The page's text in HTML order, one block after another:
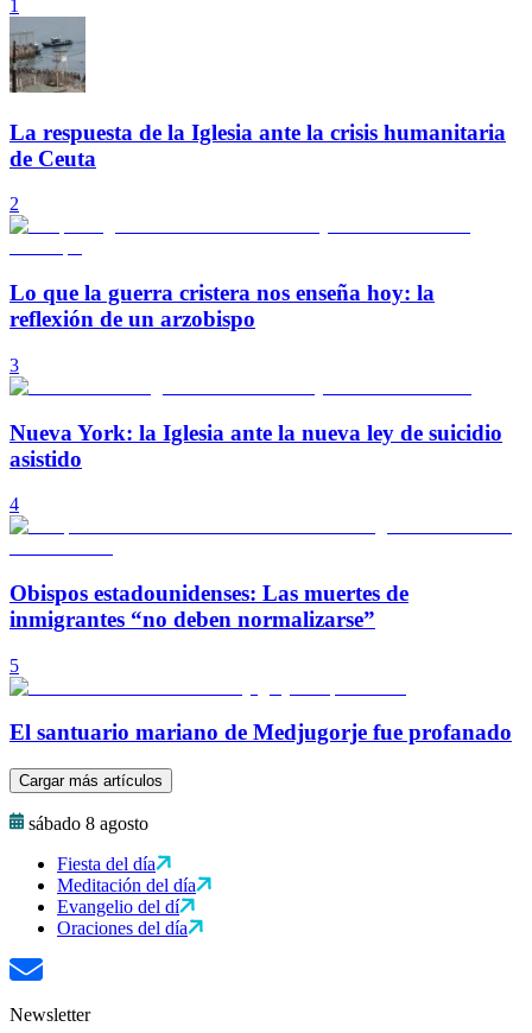
1
La respuesta de la Iglesia ante la crisis humanitaria
de Ceuta
2
Lo que la guerra cristera nos enseña hoy: la
reflexión de un arzobispo
3
Nueva York: la Iglesia ante la nueva ley de suicidio
asistido
4
Obispos estadounidenses: Las muertes de
inmigrantes “no deben normalizarse”
5
El santuario mariano de Medjugorje fue profanado
Cargar más artículos
sábado 8 agosto
Fiesta del día
Meditación del día
Evangelio del dí
Oraciones del día
Newsletter